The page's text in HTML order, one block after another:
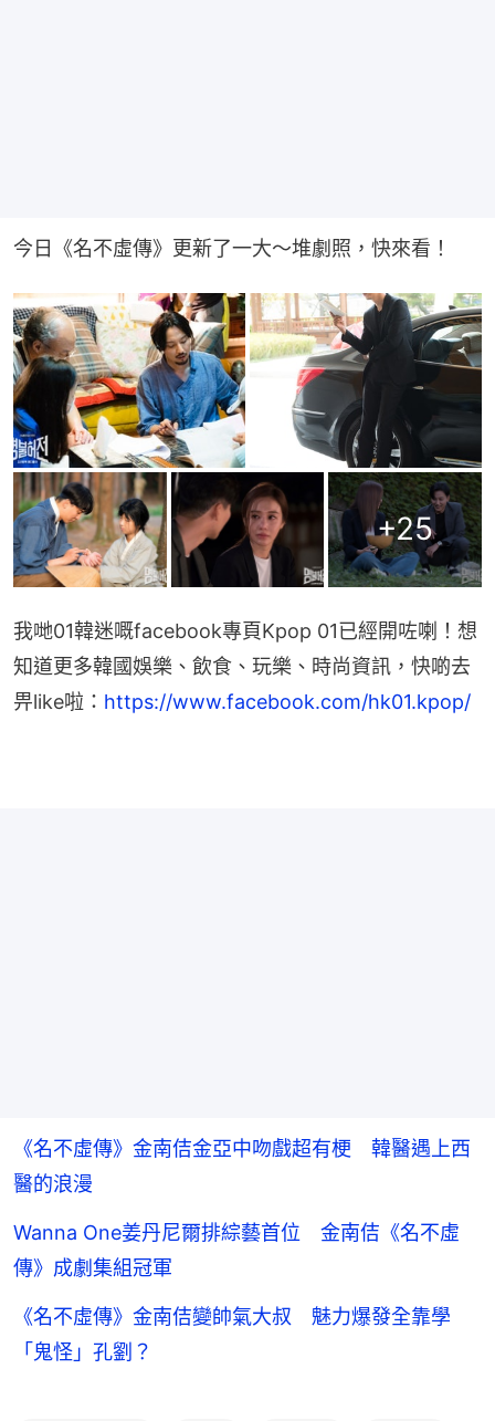
今日《名不虛傳》更新了一大～堆劇照，快來看！
+25
我哋01韓迷嘅facebook專頁Kpop 01已經開咗喇！想
知道更多韓國娛樂、飲食、玩樂、時尚資訊，快啲去
畀like啦： https://www.facebook.com/hk01.kpop/
《名不虛傳》金南佶金亞中吻戲超有梗 韓醫遇上西
醫的浪漫
Wanna One姜丹尼爾排綜藝首位 金南佶《名不虛
傳》成劇集組冠軍
《名不虛傳》金南佶變帥氣大叔 魅力爆發全靠學
「鬼怪」孔劉？